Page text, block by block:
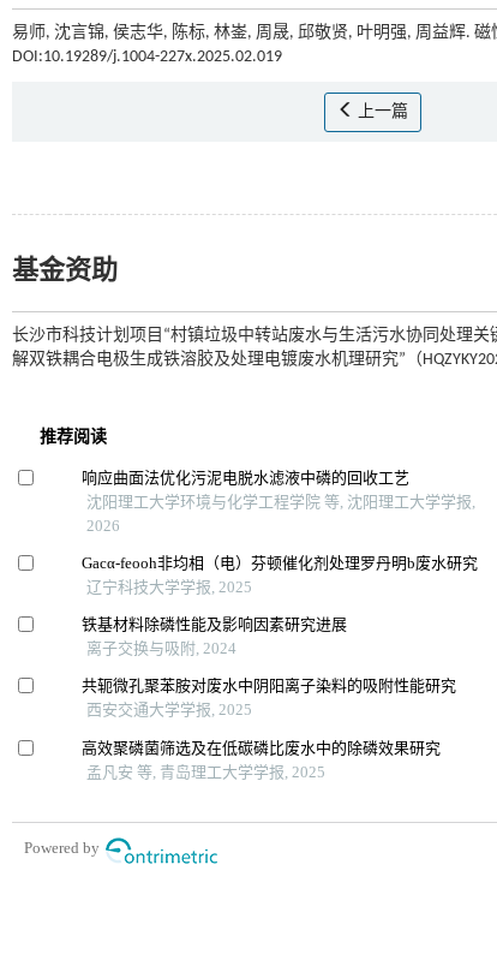
易师, 沈言锦, 侯志华, 陈标, 林崟, 周晟, 邱敬贤, 叶明强, 周益辉. 磁
DOI:10.19289/j.1004-227x.2025.02.019
上一篇
基金资助
长沙市科技计划项目“村镇垃圾中转站废水与生活污水协同处理
解双铁耦合电极生成铁溶胶及处理电镀废水机理研究”（